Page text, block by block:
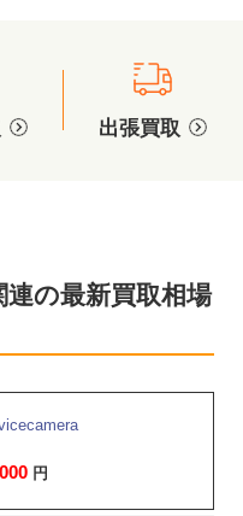
出張買取
の最新買取相場
円